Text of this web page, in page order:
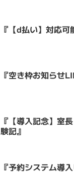
『【d払い】対応可
『空き枠お知らせ
『【導入記念】室
験記』
『予約システム導